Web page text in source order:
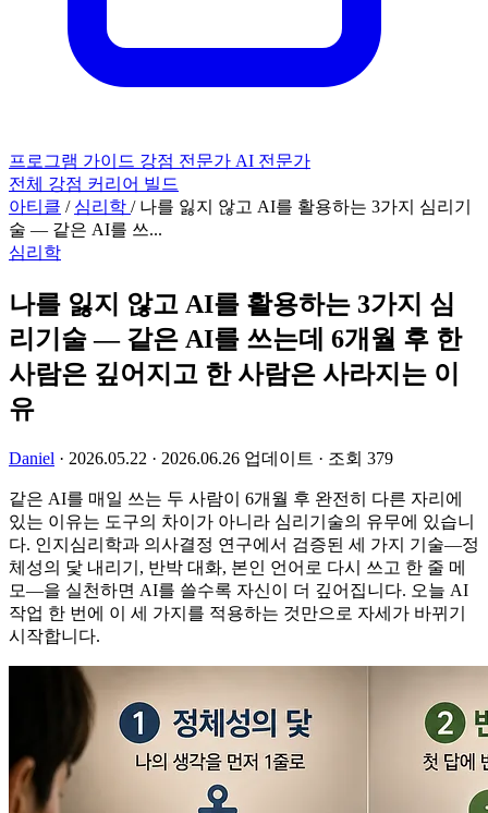
프로그램 가이드 강점 전문가 AI 전문가
전체 강점 커리어 빌드
아티클 / 심리학 / 나를 잃지 않고 AI를 활용하는 3가지 심리기
술 — 같은 AI를 쓰...
심리학
나를 잃지 않고 AI를 활용하는 3가지 심
리기술 — 같은 AI를 쓰는데 6개월 후 한
사람은 깊어지고 한 사람은 사라지는 이
유
Daniel · 2026.05.22 · 2026.06.26 업데이트 · 조회 379
같은 AI를 매일 쓰는 두 사람이 6개월 후 완전히 다른 자리에
있는 이유는 도구의 차이가 아니라 심리기술의 유무에 있습니
다. 인지심리학과 의사결정 연구에서 검증된 세 가지 기술—정
체성의 닻 내리기, 반박 대화, 본인 언어로 다시 쓰고 한 줄 메
모—을 실천하면 AI를 쓸수록 자신이 더 깊어집니다. 오늘 AI
작업 한 번에 이 세 가지를 적용하는 것만으로 자세가 바뀌기
시작합니다.